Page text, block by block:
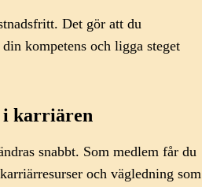
Det gör att du
kompetens och ligga steget
i karriären
snabbt. Som medlem får du
och vägledning som